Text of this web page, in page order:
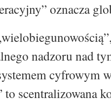
oznacza
nadzoru nad
cyfrowym
scentralizowana